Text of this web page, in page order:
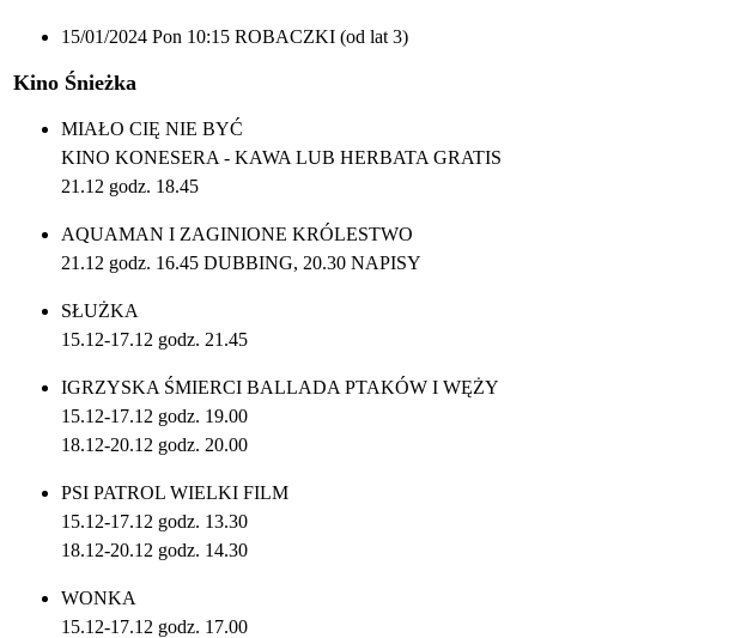
15/01/2024 Pon 10:15 ROBACZKI (od lat 3)
Kino Śnieżka
MIAŁO CIĘ NIE BYĆ
KINO KONESERA - KAWA LUB HERBATA GRATIS
21.12 godz. 18.45
AQUAMAN I ZAGINIONE KRÓLESTWO
21.12 godz. 16.45 DUBBING, 20.30 NAPISY
SŁUŻKA
15.12-17.12 godz. 21.45
IGRZYSKA ŚMIERCI BALLADA PTAKÓW I WĘŻY
15.12-17.12 godz. 19.00
18.12-20.12 godz. 20.00
PSI PATROL WIELKI FILM
15.12-17.12 godz. 13.30
18.12-20.12 godz. 14.30
WONKA
15.12-17.12 godz. 17.00